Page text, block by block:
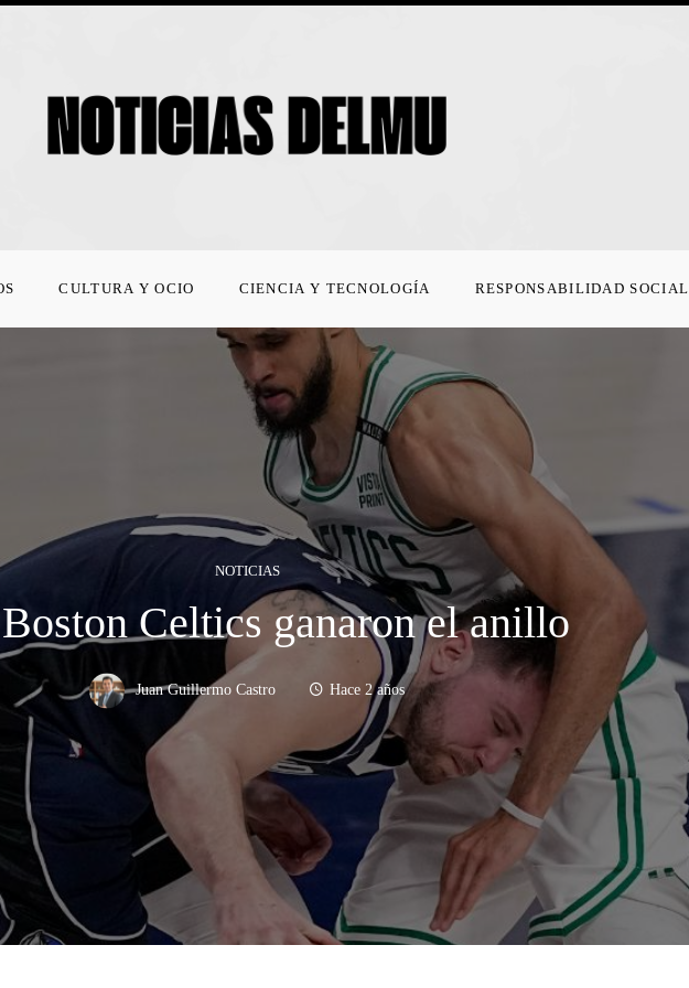
CULTURA Y OCIO CIENCIA Y TECNOLOGÍA RESPONSABILIDAD SOCIAL
NOTICIAS
Celtics ganaron el anillo
Juan Guillermo Castro Hace 2 años